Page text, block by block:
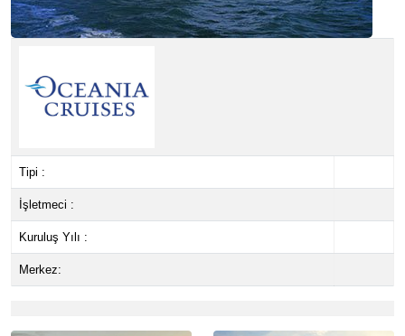
Tipi :
İşletmeci :
Kuruluş Yılı :
Merkez: